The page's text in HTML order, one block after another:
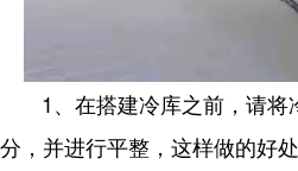
1、在搭建冷库之前，请
分，并进行平整，这样做的好